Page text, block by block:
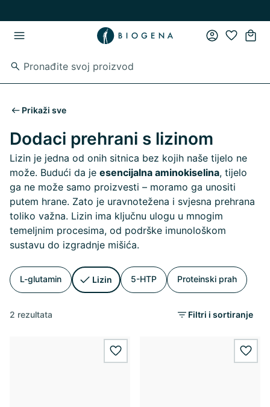
Prikaži sve
Dodaci prehrani s lizinom
Lizin je jedna od onih sitnica bez kojih naše tijelo ne
može. Budući da je esencijalna aminokiselina, tijelo
ga ne može samo proizvesti – moramo ga unositi
putem hrane. Zato je uravnotežena i svjesna prehrana
toliko važna. Lizin ima ključnu ulogu u mnogim
temeljnim procesima, od podrške imunološkom
sustavu do izgradnje mišića.
L-glutamin Lizin 5-HTP Proteinski prah
2 rezultata Filtri i sortiranje
wishlist.add